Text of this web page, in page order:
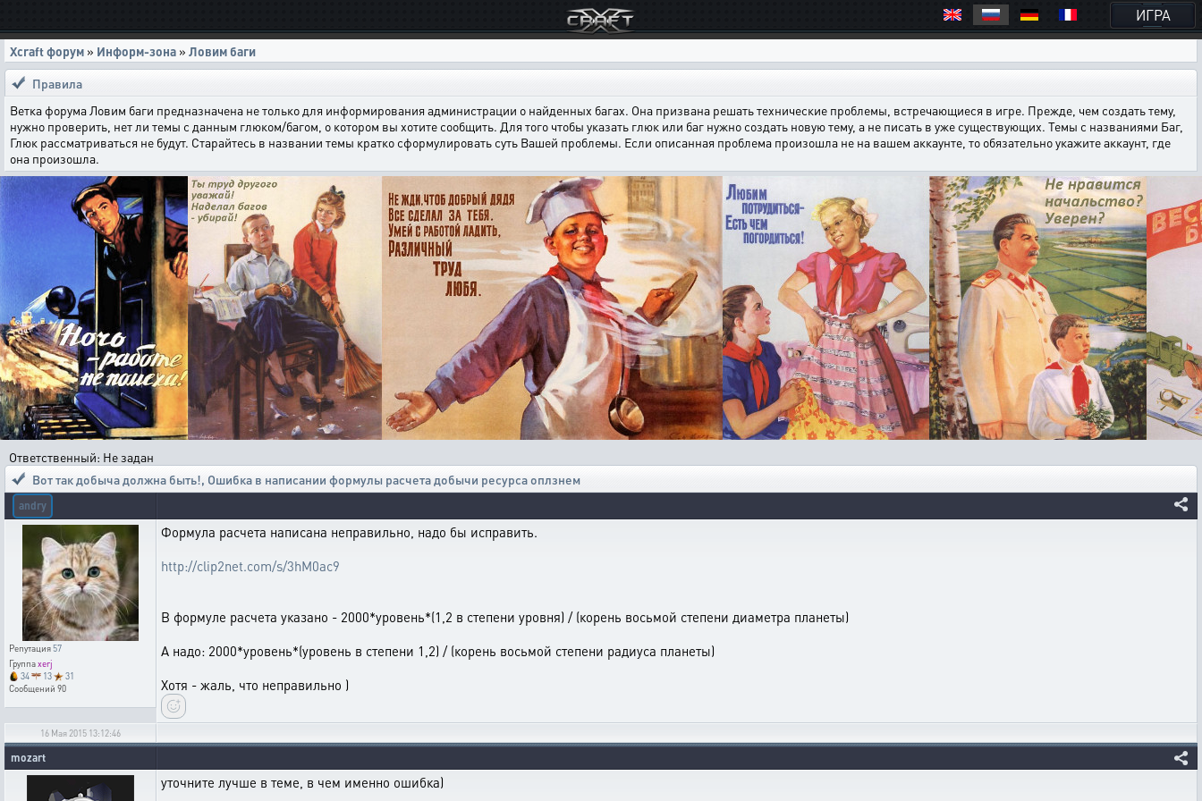
ИГРА
Xcraft форум » Информ-зона » Ловим баги
Правила
Ветка форума Ловим баги предназначена не только для информирования администрации о найденных багах. Она призвана решать технические проблемы, встречающиеся в игре. Прежде, чем создать тему,
нужно проверить, нет ли темы с данным глюком/багом, о котором вы хотите сообщить. Для того чтобы указать глюк или баг нужно создать новую тему, а не писать в уже существующих. Темы с названиями Баг,
Глюк рассматриваться не будут. Старайтесь в названии темы кратко сформулировать суть Вашей проблемы. Если описанная проблема произошла не на вашем аккаунте, то обязательно укажите аккаунт, где
она произошла.
Ответственный: Не задан
Вот так добыча должна быть!, Ошибка в написании формулы расчета добычи ресурса оплзнем
andry
Репутация 57
Группаxerj
34
13
31
Сообщений 90
Формула расчета написана неправильно, надо бы исправить.
http://clip2net.com/s/3hM0ac9
В формуле расчета указано - 2000*уровень*(1,2 в степени уровня) / (корень восьмой степени диаметра планеты)
А надо: 2000*уровень*(уровень в степени 1,2) / (корень восьмой степени радиуса планеты)
Хотя - жаль, что неправильно )
16 Мая 2015 13:12:46
mozart
уточните лучше в теме, в чем именно ошибка)